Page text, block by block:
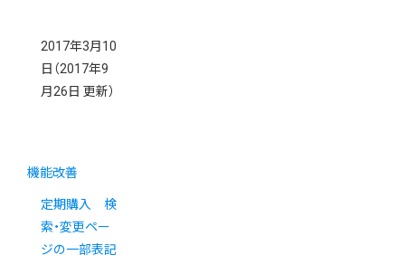
2017年3月10
日 （2017年9
月26日 更新）
機能改善
定期購入 検
索・変更ペー
ジの一部表記